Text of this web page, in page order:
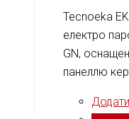
Tecnoeka
електро
GN,
панеллю